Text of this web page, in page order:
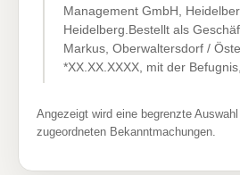
Management GmbH,
Heidelberg.Bestellt als
Markus, Oberwaltersdorf /
*XX.XX.XXXX, mit der
Angezeigt wird eine begrenzte
zugeordneten Bekanntmachungen.